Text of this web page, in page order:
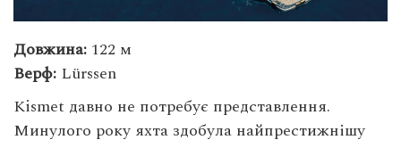
Довжина: 122 м
Верф: Lürssen
Kismet давно не потребує представлення.
Минулого року яхта здобула найпрестижнішу